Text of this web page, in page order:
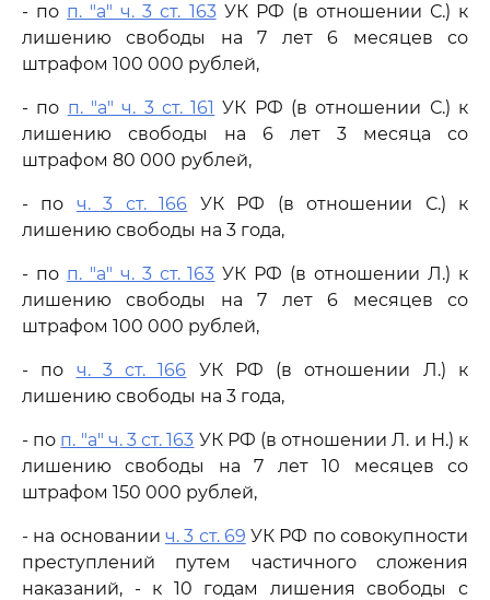
- по п. "а" ч. 3 ст. 163УК РФ (в отношении С.) к
лишению свободы на 7 лет 6 месяцев со
штрафом 100 000 рублей,
- по п. "а" ч. 3 ст. 161 УК РФ (в отношении С.) к
лишению свободы на 6 лет 3 месяца со
штрафом 80 000 рублей,
- по ч. 3 ст. 166 УК РФ (в отношении С.) к
лишению свободы на 3 года,
- по п. "а" ч. 3 ст. 163 УК РФ (в отношении Л.) к
лишению свободы на 7 лет 6 месяцев со
штрафом 100 000 рублей,
- по ч. 3 ст. 166 УК РФ (в отношении Л.) к
лишению свободы на 3 года,
- по п. "а" ч. 3 ст. 163 УК РФ (в отношении Л. и Н.) к
лишению свободы на 7 лет 10 месяцев со
штрафом 150 000 рублей,
- на основании ч. 3 ст. 69 УК РФ по совокупности
преступлений путем частичного сложения
наказаний, - к 10 годам лишения свободы с